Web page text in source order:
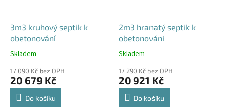
3m3 kruhový septik k
obetonování
Průměrné
produktu
je
5,0
Skladem
17 090 Kč bez DPH
20 679 Kč
Do košíku
2m3 hranatý septik k
obetonování
Průměrné
produktu
je
4,8
Skladem
17 290 Kč bez DPH
20 921 Kč
Do košíku